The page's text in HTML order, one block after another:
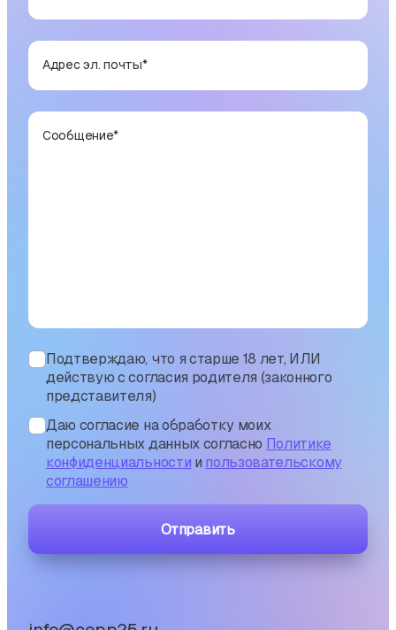
Адрес эл. почты*
Сообщение*
Подтверждаю, что я старше 18 лет, ИЛИ
действую с согласия родителя (законного
представителя)
Даю согласие на обработку моих
персональных данных согласно Политике
конфиденциальности и пользовательскому
соглашению
Отправить